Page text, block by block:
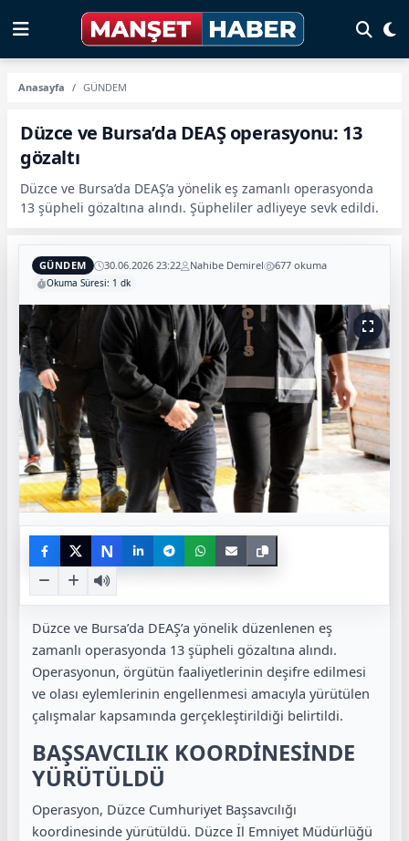
Anasayfa GÜNDEM
Düzce ve Bursa’da DEAŞ operasyonu: 13
gözaltı
Düzce ve Bursa’da DEAŞ’a yönelik eş zamanlı operasyonda
13 şüpheli gözaltına alındı. Şüpheliler adliyeye sevk edildi.
GÜNDEM 30.06.2026 23:22 Nahibe Demirel 677 okuma
Okuma Süresi: 1 dk
N
Düzce ve Bursa’da DEAŞ’a yönelik düzenlenen eş
zamanlı operasyonda 13 şüpheli gözaltına alındı.
Operasyonun, örgütün faaliyetlerinin deşifre edilmesi
ve olası eylemlerinin engellenmesi amacıyla yürütülen
çalışmalar kapsamında gerçekleştirildiği belirtildi.
BAŞSAVCILIK KOORDİNESİNDE
YÜRÜTÜLDÜ
Operasyon, Düzce Cumhuriyet Başsavcılığı
koordinesinde yürütüldü. Düzce İl Emniyet Müdürlüğü